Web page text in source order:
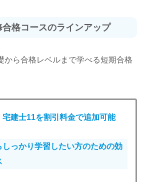
格コースのラインアップ
から合格レベルまで学べる短期合格
建士11を割引料金で追加可能
っかり学習したい方のための効